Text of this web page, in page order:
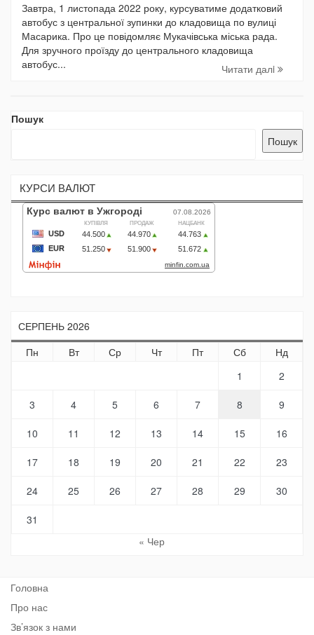
Завтра, 1 листопада 2022 року, курсуватиме додатковий
автобус з центральної зупинки до кладовища по вулиці
Масарика. Про це повідомляє Мукачівська міська рада.
Для зручного проїзду до центрального кладовища
автобус...
Читати далi
Пошук
Пошук
КУРСИ ВАЛЮТ
СЕРПЕНЬ 2026
Пн
Вт Ср Чт Пт Сб
Нд
1
2
3 4 5 6 7 8 9
10 11 12 13 14 15 16
17 18 19 20 21 22 23
24 25 26 27 28 29 30
31
« Чер
Головна
Про нас
Зв’язок з нами